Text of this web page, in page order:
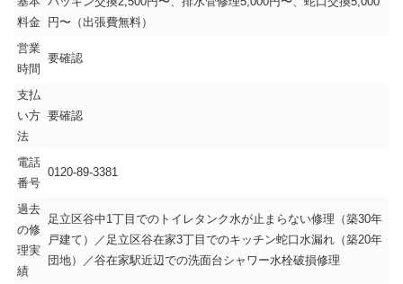
料金
円〜（出張費無料）
営業
時間
要確認
支払
い方
法
要確認
電話
番号
0120-89-3381
過去
の修
理実
績
足立区谷中1丁目でのトイレタンク水が止まらない修理（築30年
戸建て）／足立区谷在家3丁目でのキッチン蛇口水漏れ（築20年
団地）／谷在家駅近辺での洗面台シャワー水栓破損修理